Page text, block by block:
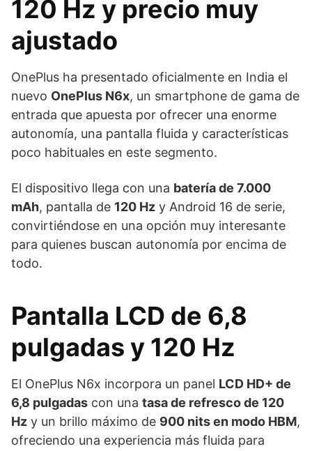
120 Hz y precio muy
ajustado
OnePlus ha presentado oficialmente en India el
nuevo OnePlus N6x, un smartphone de gama de
entrada que apuesta por ofrecer una enorme
autonomía, una pantalla fluida y características
poco habituales en este segmento.
El dispositivo llega con una batería de 7.000
mAh, pantalla de 120 Hz y Android 16 de serie,
convirtiéndose en una opción muy interesante
para quienes buscan autonomía por encima de
todo.
Pantalla LCD de 6,8
pulgadas y 120 Hz
El OnePlus N6x incorpora un panel LCD HD+ de
6,8 pulgadas con una tasa de refresco de 120
Hz y un brillo máximo de 900 nits en modo HBM,
ofreciendo una experiencia más fluida para